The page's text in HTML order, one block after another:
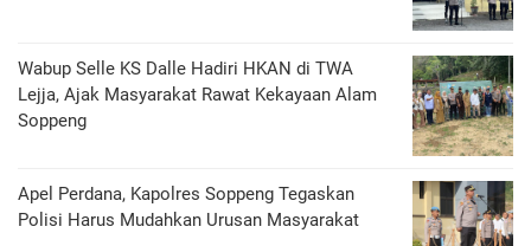
Wabup Selle KS Dalle Hadiri HKAN di TWA
Lejja, Ajak Masyarakat Rawat Kekayaan Alam
Soppeng
Apel Perdana, Kapolres Soppeng Tegaskan
Polisi Harus Mudahkan Urusan Masyarakat